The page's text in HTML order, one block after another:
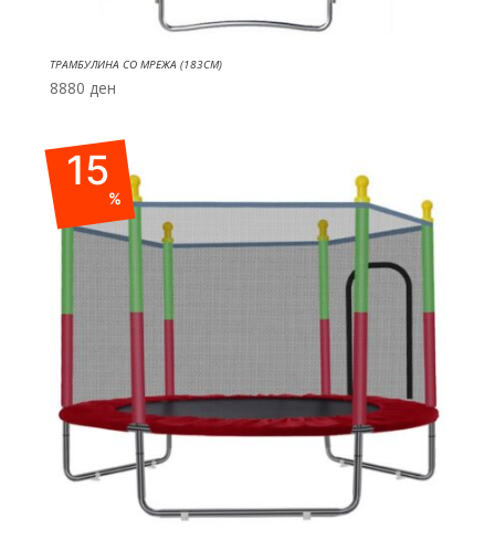
ТРАМБУЛИНА СО МРЕЖА (183СМ)
8880 ден
15
%